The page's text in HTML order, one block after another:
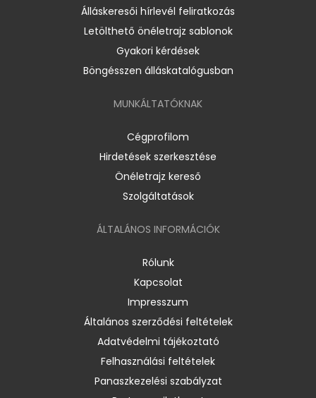
Álláskeresői hírlevél feliratkozás
Letölthető önéletrajz sablonok
Gyakori kérdések
Böngésszen álláskatalógusban
MUNKÁLTATÓKNAK
Cégprofilom
Hirdetések szerkesztése
Önéletrajz kereső
Szolgáltatások
ÁLTALÁNOS INFORMÁCIÓK
Rólunk
Kapcsolat
Impresszum
Általános szerződési feltételek
Adatvédelmi tájékoztató
Felhasználási feltételek
Panaszkezelési szabályzat